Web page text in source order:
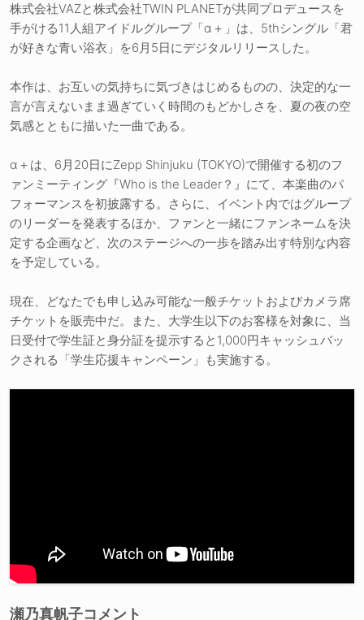
株式会社VAZと株式会社TWIN PLANETが共同プロデュースを
手がける11人組アイドルグループ「α＋」は、5thシングル「君
が好きな青い浴衣」を6月5日にデジタルリリースした。
本作は、お互いの気持ちに気づきはじめるものの、決定的な一
言が言えないまま過ぎていく時間のもどかしさを、夏の夜の空
気感とともに描いた一曲である。
α＋は、6月20日にZepp Shinjuku (TOKYO)で開催する初のフ
ァンミーティング『Who is the Leader？』にて、本楽曲のパ
フォーマンスを初披露する。さらに、イベント内ではグループ
のリーダーを発表するほか、ファンと一緒にファンネームを決
定する企画など、次のステージへの一歩を踏み出す特別な内容
を予定している。
現在、どなたでも申し込み可能な一般チケットおよびカメラ席
チケットを販売中だ。また、大学生以下のお客様を対象に、当
日受付で学生証と身分証を提示すると1,000円キャッシュバッ
クされる「学生応援キャンペーン」も実施する。
瀬乃真帆子コメント